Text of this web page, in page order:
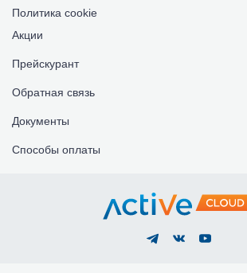
Политика cookie
Акции
Прейскурант
Обратная связь
Документы
Способы оплаты